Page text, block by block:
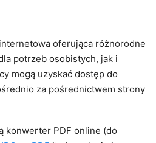
oferująca różnorodne
potrzeb osobistych, jak i
mogą uzyskać dostęp do
za pośrednictwem strony
konwerter PDF online (do